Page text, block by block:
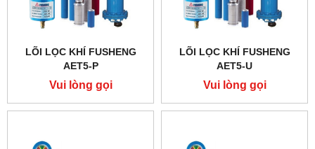
LÕI LỌC KHÍ FUSHENG
AET5-P
Vui lòng gọi
LÕI LỌC KHÍ FUSHENG
AET5-U
Vui lòng gọi